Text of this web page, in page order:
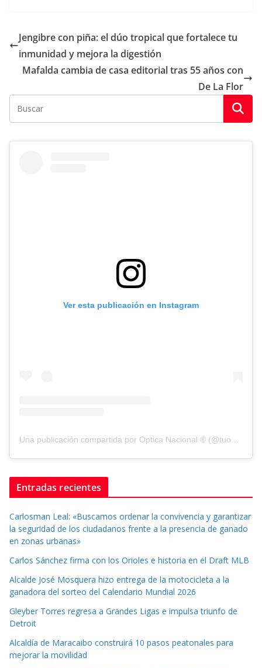
Jengibre con piña: el dúo tropical que fortalece tu
inmunidad y mejora la digestión
Mafalda cambia de casa editorial tras 55 años con
De La Flor
Ver esta publicación en Instagram
Una publicación compartida por Optica Nacional ® (@tuopticanacional)
Entradas recientes
Carlosman Leal: «Buscamos ordenar la convivencia y garantizar
la seguridad de los ciudadanos frente a la presencia de ganado
en zonas urbanas»
Carlos Sánchez firma con los Orioles e historia en el Draft MLB
Alcalde José Mosquera hizo entrega de la motocicleta a la
ganadora del sorteo del Calendario Mundial 2026
Gleyber Torres regresa a Grandes Ligas e impulsa triunfo de
Detroit
Alcaldía de Maracaibo construirá 10 pasos peatonales para
mejorar la movilidad